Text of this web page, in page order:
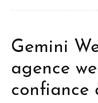
Gemini
agence
confiance